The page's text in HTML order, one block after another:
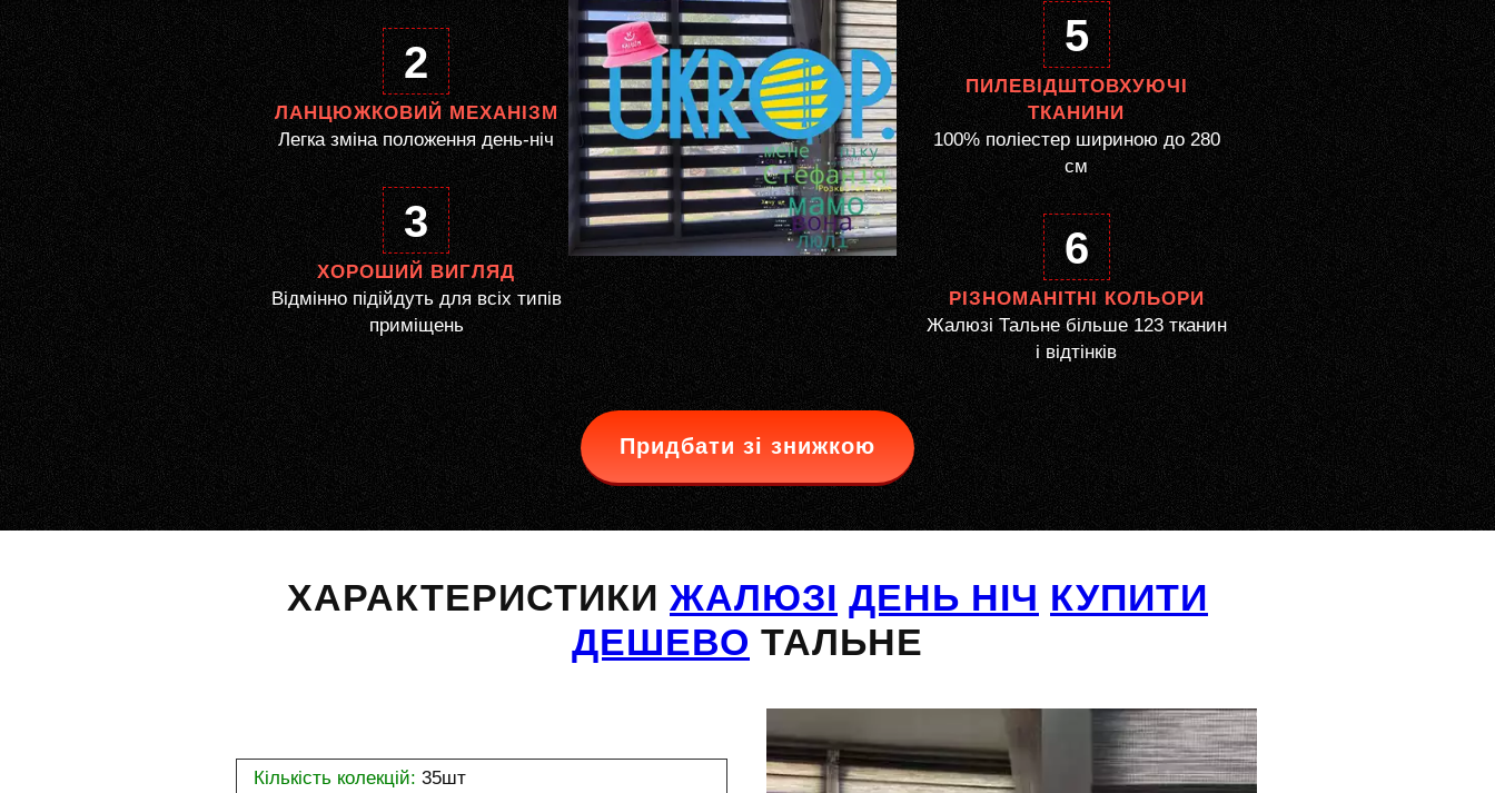
2
ЛАНЦЮЖКОВИЙ МЕХАНІЗМ
Легка зміна положення день-ніч
3
ХОРОШИЙ ВИГЛЯД
Відмінно підійдуть для всіх типів
приміщень
5
ПИЛЕВІДШТОВХУЮЧІ
ТКАНИНИ
100% поліестер шириною до 280
см
6
РІЗНОМАНІТНІ КОЛЬОРИ
Жалюзі Тальне більше 123 тканин
і відтінків
Придбати зі знижкою
ХАРАКТЕРИСТИКИ ЖАЛЮЗІ ДЕНЬ НІЧ КУПИТИ
ДЕШЕВО ТАЛЬНЕ
Кількість колекцій: 35шт